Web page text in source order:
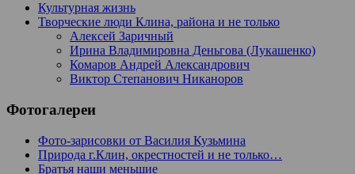
Культурная жизнь
Творческие люди Клина, района и не только
Алексей Заричный
Ирина Владимировна Деньгова (Лукашенко)
Комаров Андрей Александрович
Виктор Степанович Никаноров
Фотогалереи
Фото-зарисовки от Василия Кузьмина
Природа г.Клин, окрестностей и не только…
Братья наши меньшие